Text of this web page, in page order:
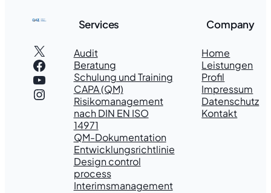
X
Facebook
YouTube
Instagram
Services
Audit
Beratung
Schulung und Training
CAPA (QM)
Risikomanagement
nach DIN EN ISO
14971
QM-Dokumentation
Entwicklungsrichtlinie
Design control
process
Interimsmanagement
Company
Home
Leistungen
Profil
Impressum
Datenschutz
Kontakt